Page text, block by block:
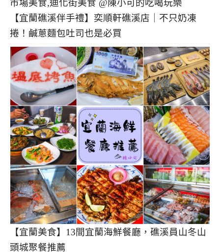
【宜蘭礁溪伴手禮】奕順軒礁溪店｜不只奶凍
捲！鹹蔥麵包吐司也是必買
【宜蘭美食】13間宜蘭海鮮餐廳，礁溪員山冬山
頭城聚餐推薦